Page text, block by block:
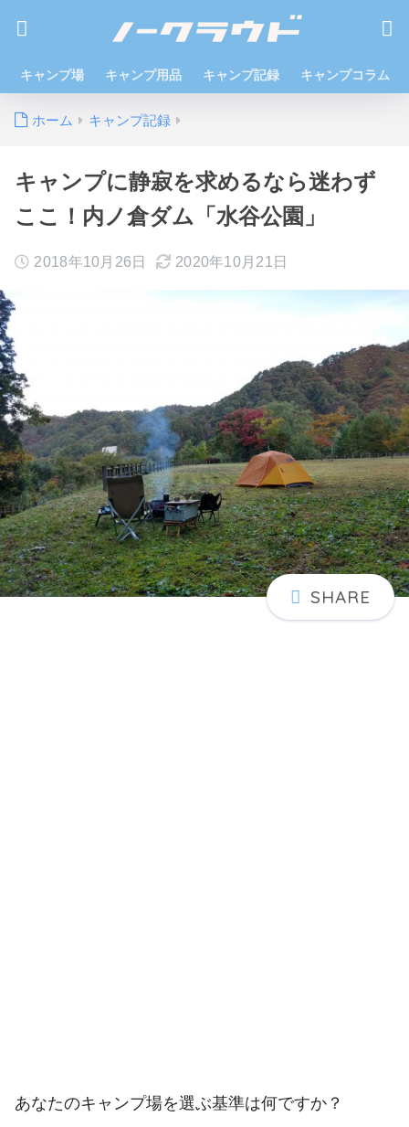
キャンプ場 キャンプ用品 キャンプ記録 キャンプコラム
ホーム キャンプ記録
キャンプに静寂を求めるなら迷わず
ここ！内ノ倉ダム「水谷公園」
2018年10月26日 2020年10月21日
あなたのキャンプ場を選ぶ基準は何ですか？